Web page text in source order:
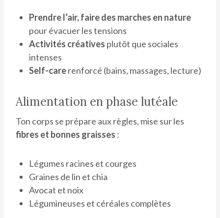
Prendre l’air, faire des marches en nature
pour évacuer les tensions
Activités créatives plutôt que sociales
intenses
Self-carerenforcé (bains, massages, lecture)
Alimentation en phase lutéale
Ton corps se prépare aux règles, mise sur les
fibres et bonnes graisses :
Légumes racines et courges
Graines de lin et chia
Avocat et noix
Légumineuses et céréales complètes